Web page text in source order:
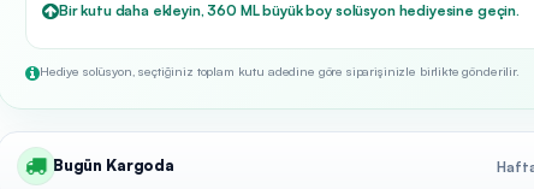
Bir kutu daha ekleyin, 360 ML büyük boy solüsyon hediyesine geçin.
Hediye solüsyon, seçtiğiniz toplam kutu adedine göre siparişinizle birlikte gönderilir.
Bugün Kargoda